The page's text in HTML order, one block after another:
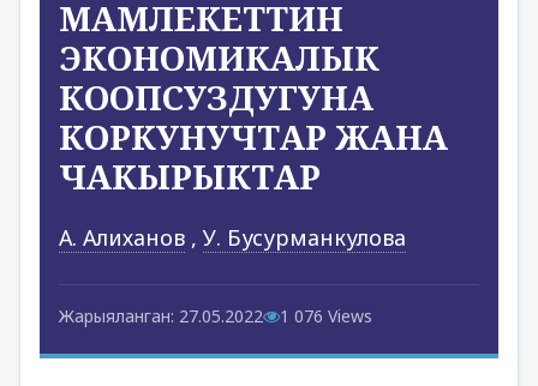
МАМЛЕКЕТТИН
ЭКОНОМИКАЛЫК
КООПСУЗДУГУНА
КОРКУНУЧТАР ЖАНА
ЧАКЫРЫКТАР
А. Алиханов ,У. Бусурманкулова
Жарыяланган: 27.05.2022 1 076 Views